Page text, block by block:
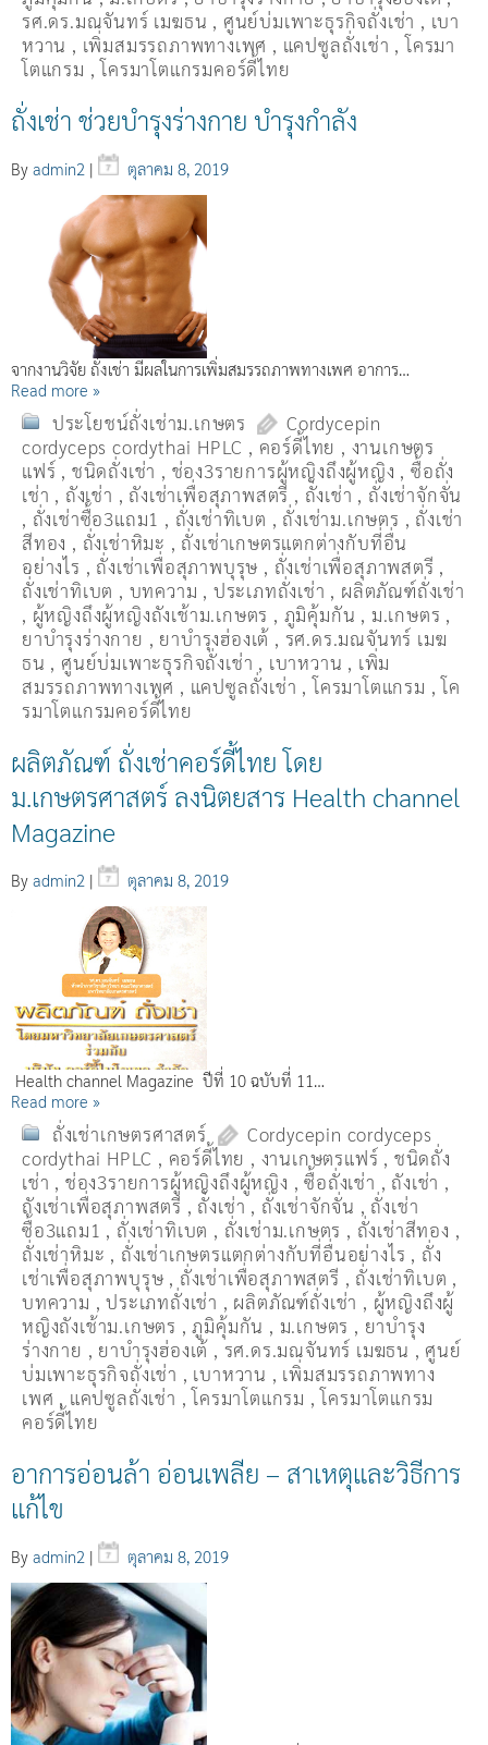
รศ.ดร.มณจันทร์ เมฆธน , ศูนย์บ่มเพาะธุรกิจถั่งเช่า , เบา
หวาน , เพิ่มสมรรถภาพทางเพศ , แคปซูลถั่งเช่า ,โครมา
โตแกรม ,โครมาโตแกรมคอร์ดี้ไทย
ถั่งเช่า ช่วยบำรุงร่างกาย บำรุงกำลัง
By admin2 | ตุลาคม 8, 2019
จากงานวิจัย ถั่งเช่า มีผลในการเพิ่มสมรรถภาพทางเพศ อาการ…
Read more »
ประโยชน์ถั่งเช่าม.เกษตร
Cordycepin
cordyceps cordythai HPLC , คอร์ดี้ไทย , งานเกษตร
แฟร์ , ชนิดถั่งเช่า , ช่อง3รายการผู้หญิงถึงผู้หญิง ,ซื้อถั่ง
เช่า , ถังเช่า , ถังเช่าเพื่อสุภาพสตรี , ถั่งเช่า , ถั่งเช่าจักจั่น
, ถั่งเช่าซื้อ3แถม1 , ถั่งเช่าทิเบต , ถั่งเช่าม.เกษตร , ถั่งเช่า
สีทอง , ถั่งเช่าหิมะ , ถั่งเช่าเกษตรแตกต่างกับที่อื่น
อย่างไร , ถั่งเช่าเพื่อสุภาพบุรุษ , ถั่งเช่าเพื่อสุภาพสตรี ,
ถั่่งเช่าทิเบต , บทความ , ประเภทถั่งเช่า , ผลิตภัณฑ์ถั่งเช่า
, ผู้หญิงถึงผู้หญิงถังเช้าม.เกษตร , ภูมิคุ้มกัน , ม.เกษตร ,
ยาบำรุงร่างกาย , ยาบำรุงฮ่องเต้ , รศ.ดร.มณจันทร์ เมฆ
ธน , ศูนย์บ่มเพาะธุรกิจถั่งเช่า , เบาหวาน , เพิ่ม
สมรรถภาพทางเพศ , แคปซูลถั่งเช่า ,โครมาโตแกรม ,โค
รมาโตแกรมคอร์ดี้ไทย
ผลิตภัณฑ์ ถั่งเช่าคอร์ดี้ไทย โดย
ม.เกษตรศาสตร์ ลงนิตยสาร Health channel
Magazine
By admin2 | ตุลาคม 8, 2019
Health channel Magazine ปีที่ 10 ฉบับที่ 11…
Read more »
ถั่งเช่าเกษตรศาสตร์
Cordycepin cordyceps
cordythai HPLC , คอร์ดี้ไทย , งานเกษตรแฟร์ , ชนิดถั่ง
เช่า , ช่อง3รายการผู้หญิงถึงผู้หญิง ,ซื้อถั่งเช่า , ถังเช่า ,
ถังเช่าเพื่อสุภาพสตรี , ถั่งเช่า , ถั่งเช่าจักจั่น , ถั่งเช่า
ซื้อ3แถม1 , ถั่งเช่าทิเบต , ถั่งเช่าม.เกษตร , ถั่งเช่าสีทอง ,
ถั่งเช่าหิมะ , ถั่งเช่าเกษตรแตกต่างกับที่อื่นอย่างไร , ถั่ง
เช่าเพื่อสุภาพบุรุษ , ถั่งเช่าเพื่อสุภาพสตรี , ถั่่งเช่าทิเบต ,
บทความ ,ประเภทถั่งเช่า , ผลิตภัณฑ์ถั่งเช่า , ผู้หญิงถึงผู้
หญิงถังเช้าม.เกษตร ,ภูมิคุ้มกัน , ม.เกษตร , ยาบำรุง
ร่างกาย , ยาบำรุงฮ่องเต้ , รศ.ดร.มณจันทร์ เมฆธน , ศูนย์
บ่มเพาะธุรกิจถั่งเช่า , เบาหวาน , เพิ่มสมรรถภาพทาง
เพศ , แคปซูลถั่งเช่า ,โครมาโตแกรม ,โครมาโตแกรม
คอร์ดี้ไทย
อาการอ่อนล้า อ่อนเพลีย – สาเหตุและวิธีการ
แก้ไข
By admin2 | ตุลาคม 8, 2019